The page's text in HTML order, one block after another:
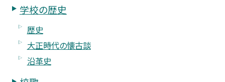
学校の歴史
歴史
大正時代の懐古談
沿革史